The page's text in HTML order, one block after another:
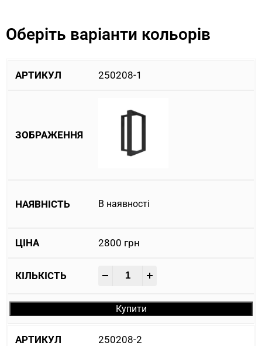
Оберіть варіанти кольорів
250208-1
В наявності
2800 грн
Купити
250208-2